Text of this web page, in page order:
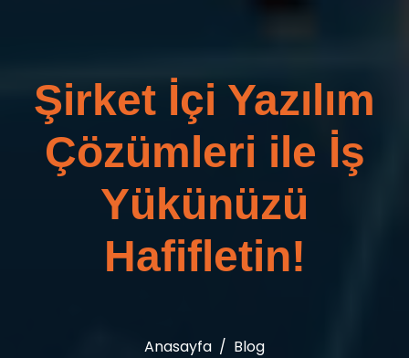
Şirket İçi Yazılım
Çözümleri ile İş
Yükünüzü
Hafifletin!
Anasayfa
Blog